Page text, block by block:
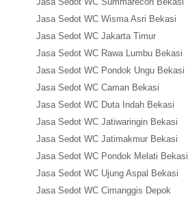
Jasa Sedot WC Wisma Asri Bekasi
Jasa Sedot WC Jakarta Timur
Jasa Sedot WC Rawa Lumbu Bekasi
Jasa Sedot WC Pondok Ungu Bekasi
Jasa Sedot WC Caman Bekasi
Jasa Sedot WC Duta Indah Bekasi
Jasa Sedot WC Jatiwaringin Bekasi
Jasa Sedot WC Jatimakmur Bekasi
Jasa Sedot WC Pondok Melati Bekasi
Jasa Sedot WC Ujung Aspal Bekasi
Jasa Sedot WC Cimanggis Depok